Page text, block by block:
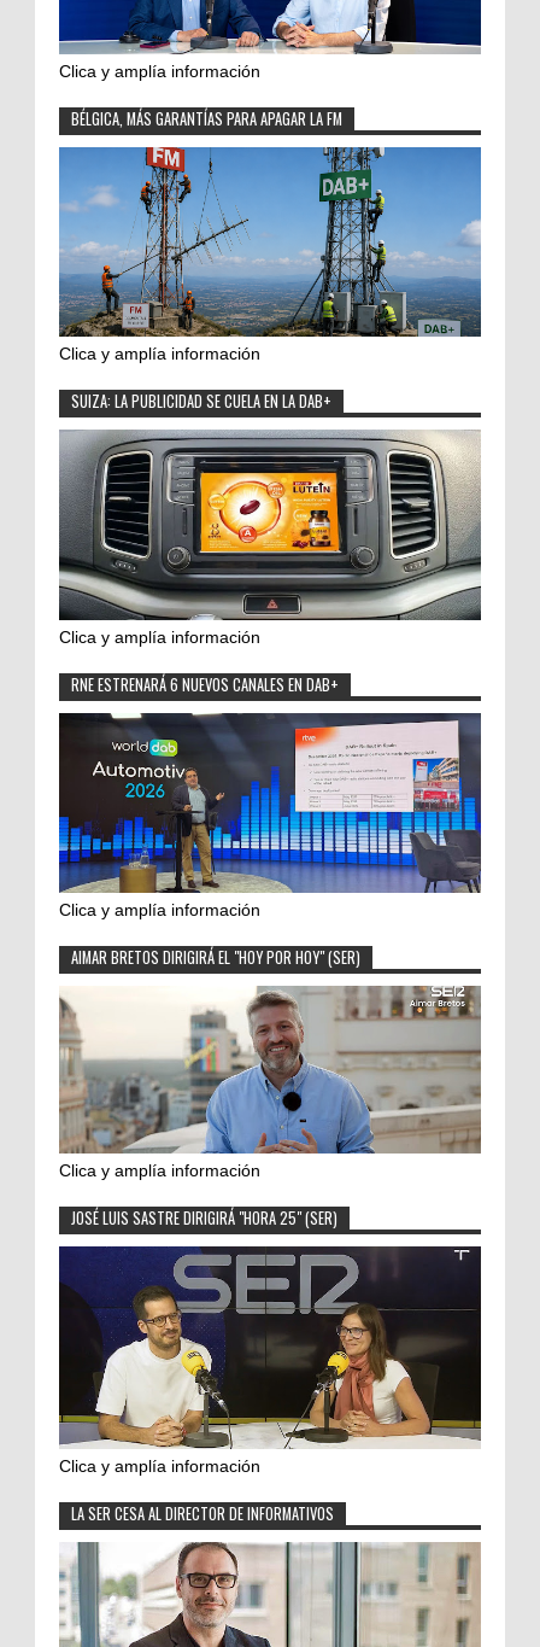
Clica y amplía información
BÉLGICA, MÁS GARANTÍAS PARA APAGAR LA FM
Clica y amplía información
SUIZA: LA PUBLICIDAD SE CUELA EN LA DAB+
Clica y amplía información
RNE ESTRENARÁ 6 NUEVOS CANALES EN DAB+
Clica y amplía información
AIMAR BRETOS DIRIGIRÁ EL "HOY POR HOY" (SER)
Clica y amplía información
JOSÉ LUIS SASTRE DIRIGIRÁ "HORA 25" (SER)
Clica y amplía información
LA SER CESA AL DIRECTOR DE INFORMATIVOS